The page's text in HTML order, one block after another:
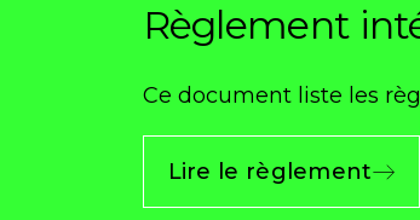
Règlement
Ce document liste les
Lire le règlement